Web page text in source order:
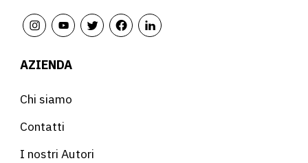
AZIENDA
Chi siamo
Contatti
I nostri Autori